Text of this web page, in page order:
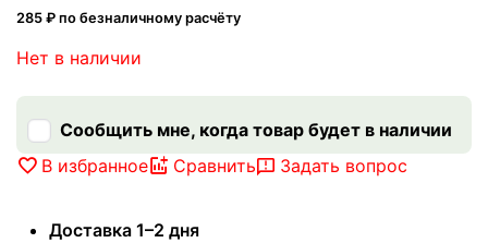
285 ₽ по безналичному расчёту
Нет в наличии
Сообщить мне, когда товар будет в наличии
В избранное
Сравнить Задать вопрос
Доставка 1–2 дня